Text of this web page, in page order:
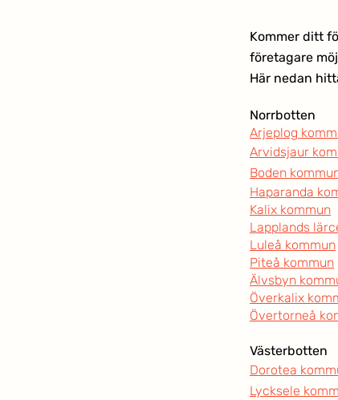
Kommer ditt
företagare
Här nedan
Norrbotten
Arjeplog
Arvidsjaur
Boden
Haparanda
Kalix kommun
Lapplands
Luleå kommun
Piteå kommun
Älvsbyn
Överkalix
Övertorneå
Västerbotten
Dorotea
Lycksele